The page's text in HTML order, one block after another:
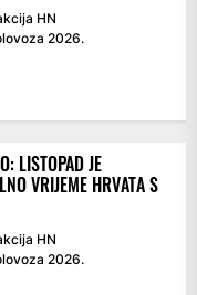
HN
2026.
LISTOPAD JE
VRIJEME HRVATA S
HN
2026.